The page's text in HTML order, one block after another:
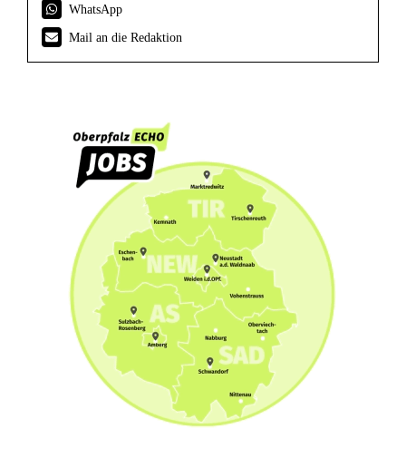
WhatsApp
Mail an die Redaktion